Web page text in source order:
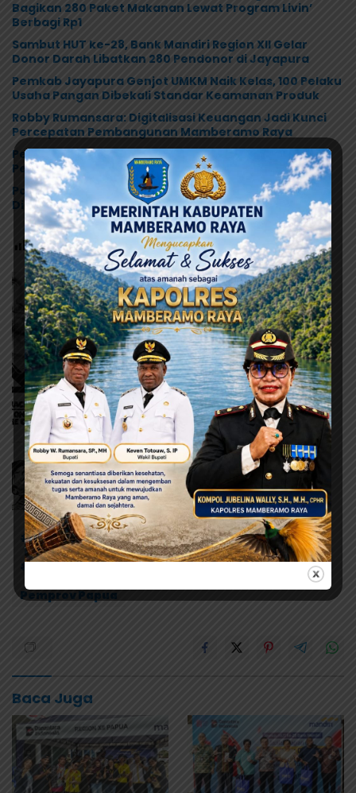
Bagikan 280 Paket Makanan Lewat Program Livin’
Berbagi Rp1
Sambut HUT ke-28, Bank Mandiri Region XII Gelar
Donor Darah Libatkan 280 Pendonor di Jayapura
Pemkab Jayapura Genjot UMKM Naik Kelas, 100 Pelaku
Usaha Pangan Dibekali Standar Keamanan Produk
Robby Rumansara: Digitalisasi Keuangan Jadi Kunci
Percepatan Pembangunan Mamberamo Raya
Pemkab Mamberamo Raya Gandeng Bank Papua,
Percepat Digitalisasi Pengelolaan Keuangan Daerah
Pastikan Stok Beras Bulog Aman, Lalita Tuntaskan
Distribusi 3,1 Ton Beras Saat Reses
Post Views:73
# Pj Gubernur Papua
# Ramses Limbong
# Sidak Harga Sembako dan BBM
Pemprov Papua
Baca Juga